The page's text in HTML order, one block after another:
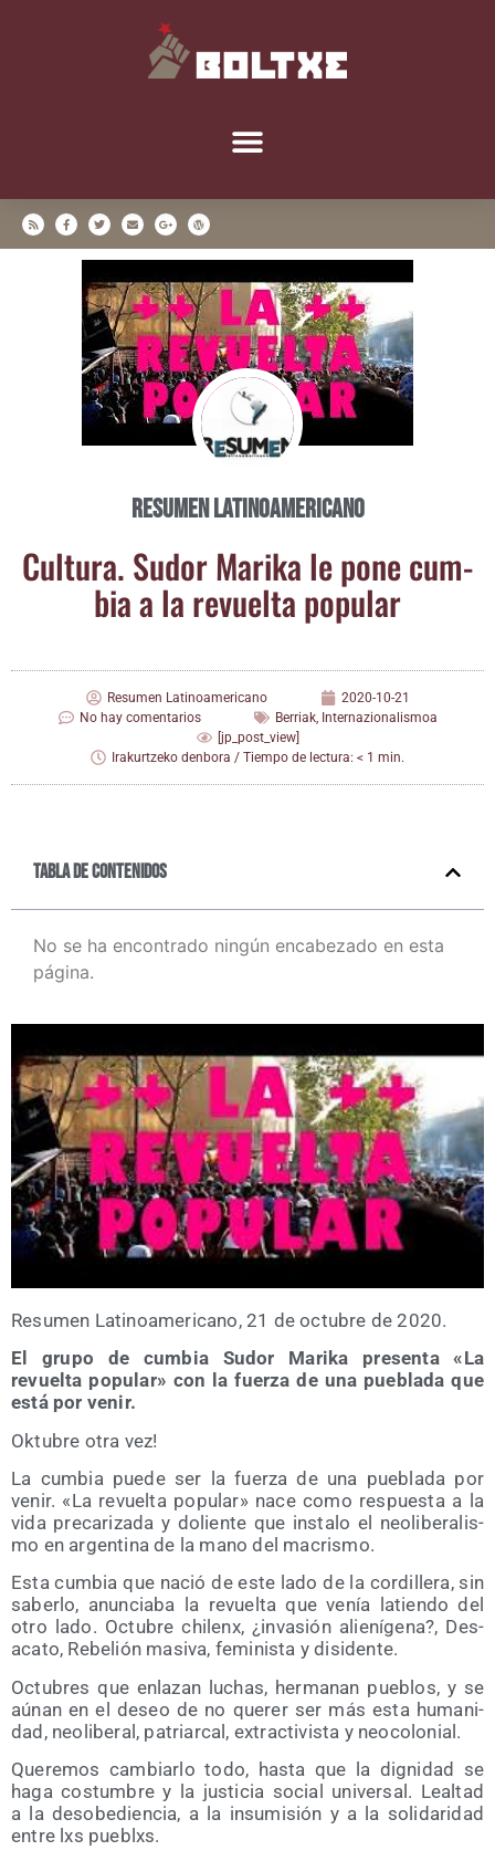
Resumen Latinoamericano
Cul­tu­ra. Sudor Mari­ka le pone cum­
bia a la revuel­ta popular
Resumen Latinoamericano
2020-10-21
No hay comentarios
Berriak, Internazionalismoa
[jp_post_view]
Irakurtzeko denbora / Tiempo de lectura: < 1 min.
Tabla de contenidos
No se ha encontrado ningún encabezado en esta
página.
Resu­men Lati­no­ame­ri­cano, 21 de octu­bre de 2020.
El gru­po de cum­bia Sudor Mari­ka pre­sen­ta «La
revuel­ta popu­lar» con la fuer­za de una pue­bla­da que
está por venir.
Oktu­bre otra vez!
La cum­bia pue­de ser la fuer­za de una pue­bla­da por
venir. «La revuel­ta popu­lar» nace como res­pues­ta a la
vida pre­ca­ri­za­da y dolien­te que ins­ta­lo el neo­li­be­ra­lis­
mo en argen­ti­na de la mano del macrismo.
Esta cum­bia que nació de este lado de la cor­di­lle­ra, sin
saber­lo, anun­cia­ba la revuel­ta que venía latien­do del
otro lado. Octu­bre chi­lenx, ¿inva­sión alie­ní­ge­na?, Des­
aca­to, Rebe­lión masi­va, femi­nis­ta y disidente.
Octu­bres que enla­zan luchas, her­ma­nan pue­blos, y se
aúnan en el deseo de no que­rer ser más esta huma­ni­
dad, neo­li­be­ral, patriar­cal, extrac­ti­vis­ta y neocolonial.
Que­re­mos cam­biar­lo todo, has­ta que la dig­ni­dad se
haga cos­tum­bre y la jus­ti­cia social uni­ver­sal. Leal­tad
a la des­obe­dien­cia, a la insu­mi­sión y a la soli­da­ri­dad
entre lxs pueblxs.